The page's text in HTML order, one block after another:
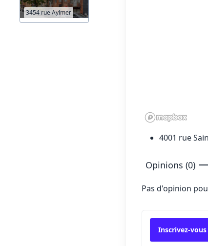
3454 rue Aylmer
4001 rue
Opinions (0)
Pas d'opinion
Inscrivez-